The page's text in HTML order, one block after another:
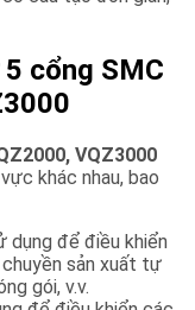
cổng SMC
VQZ3000
khác nhau, bao
dụng để điều khiển
sản xuất tự
gói, v.v.